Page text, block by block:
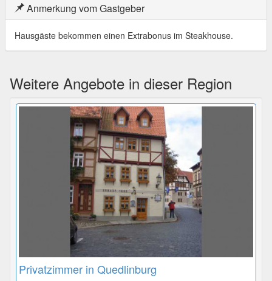
Anmerkung vom Gastgeber
Hausgäste bekommen einen Extrabonus im Steakhouse.
Weitere Angebote in dieser Region
Privatzimmer in Quedlinburg